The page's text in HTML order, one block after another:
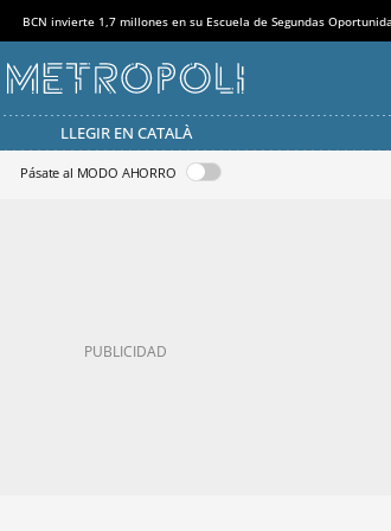
BCN invierte 1,7 millones en su Escuela de Segundas
LLEGIR EN CATALÀ
Pásate al MODO AHORRO